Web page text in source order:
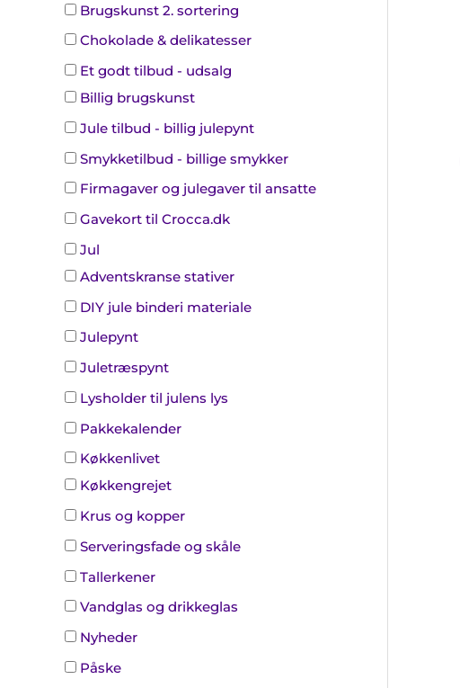
Brugskunst 2. sortering
Chokolade & delikatesser
Et godt tilbud - udsalg
Billig brugskunst
Jule tilbud - billig julepynt
Smykketilbud - billige smykker
Firmagaver og julegaver til ansatte
Gavekort til Crocca.dk
Jul
Adventskranse stativer
DIY jule binderi materiale
Julepynt
Juletræspynt
Lysholder til julens lys
Pakkekalender
Køkkenlivet
Køkkengrejet
Krus og kopper
Serveringsfade og skåle
Tallerkener
Vandglas og drikkeglas
Nyheder
Påske